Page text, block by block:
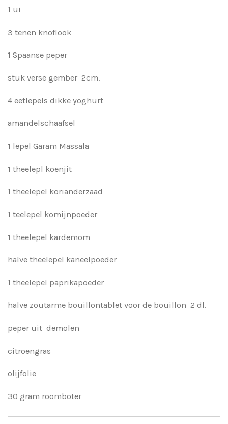
1 ui
3 tenen knoflook
1 Spaanse peper
stuk verse gember 2cm.
4 eetlepels dikke yoghurt
amandelschaafsel
1 lepel Garam Massala
1 theelepl koenjit
1 theelepel korianderzaad
1 teelepel komijnpoeder
1 theelepel kardemom
halve theelepel kaneelpoeder
1 theelepel paprikapoeder
halve zoutarme bouillontablet voor de bouillon 2 dl.
peper uit demolen
citroengras
olijfolie
30 gram roomboter